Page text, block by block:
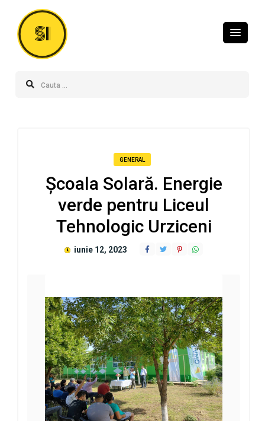
SI
GENERAL
Școala Solară. Energie
verde pentru Liceul
Tehnologic Urziceni
iunie 12, 2023